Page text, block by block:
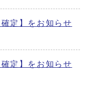
定】をお知らせ
定】をお知らせ